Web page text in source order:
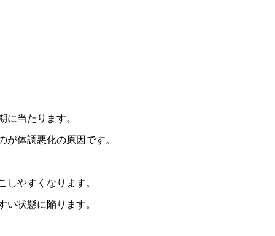
当たります。
体調悪化の原因です。
やすくなります。
状態に陥ります。